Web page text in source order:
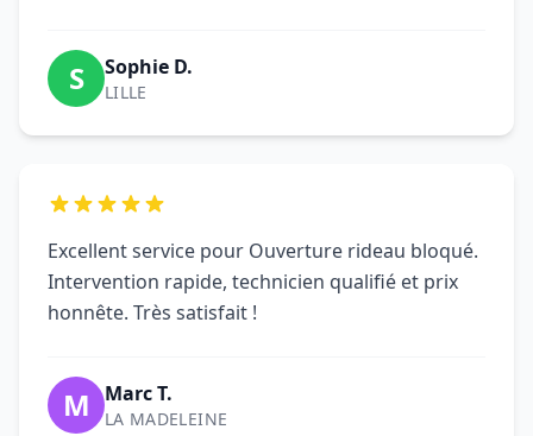
S Sophie D.
LILLE
Excellent service pour Ouverture rideau bloqué.
Intervention rapide, technicien qualifié et prix
honnête. Très satisfait !
M Marc T.
LA MADELEINE